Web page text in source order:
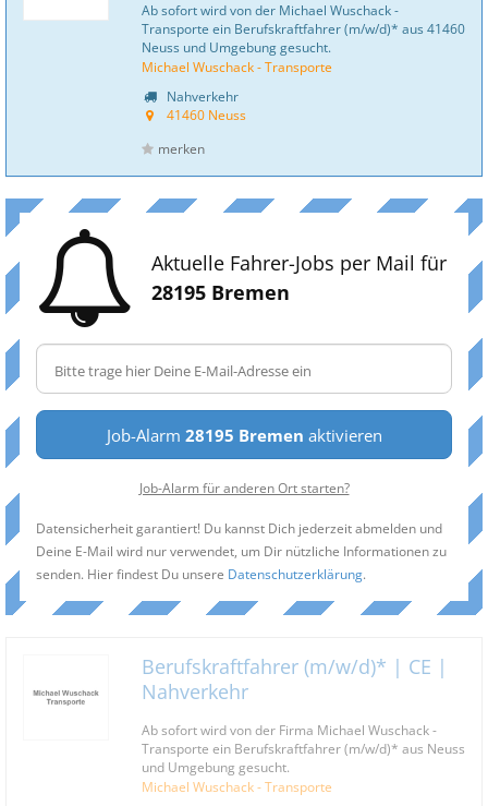
Ab sofort wird von der Michael Wuschack -
Transporte ein Berufskraftfahrer (m/w/d)* aus 41460
Neuss und Umgebung gesucht.
Michael Wuschack - Transporte
Nahverkehr
41460 Neuss
merken
Aktuelle Fahrer-Jobs per Mail für
28195 Bremen
Job-Alarm 28195 Bremen aktivieren
Job-Alarm für anderen Ort starten?
Datensicherheit garantiert! Du kannst Dich jederzeit abmelden und
Deine E-Mail wird nur verwendet, um Dir nützliche Informationen zu
senden. Hier findest Du unsere Datenschutzerklärung.
Berufskraftfahrer (m/w/d)* | CE |
Nahverkehr
Ab sofort wird von der Firma Michael Wuschack -
Transporte ein Berufskraftfahrer (m/w/d)* aus Neuss
und Umgebung gesucht.
Michael Wuschack - Transporte